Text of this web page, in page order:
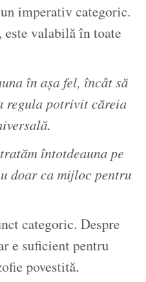
imperativ categoric.
este valabilă în toate
în așa fel, încât să
regula potrivit căreia
întotdeauna pe
doar ca mijloc pentru
categoric. Despre
e suficient pentru
povestită.